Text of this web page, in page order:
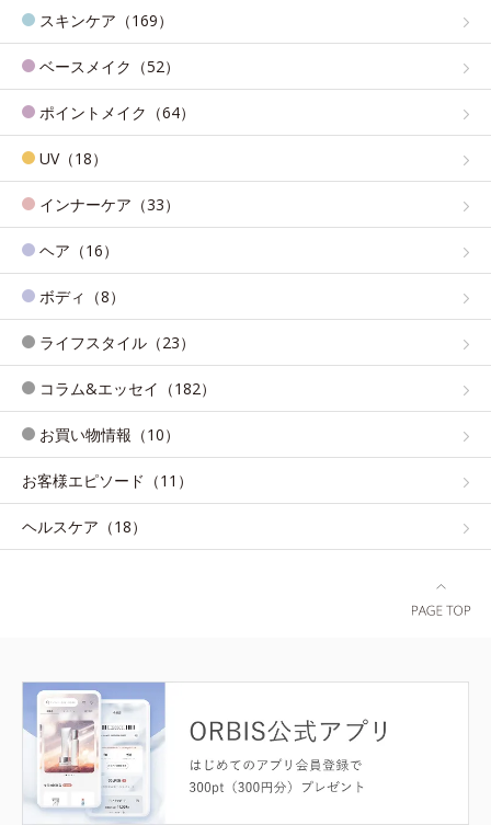
スキンケア（169）
ベースメイク（52）
ポイントメイク（64）
UV（18）
インナーケア（33）
ヘア（16）
ボディ（8）
ライフスタイル（23）
コラム&エッセイ（182）
お買い物情報（10）
お客様エピソード（11）
ヘルスケア（18）